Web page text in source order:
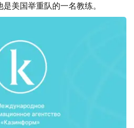
美国举重队的一名教练。